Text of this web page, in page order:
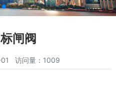
闸阀
访问量：1009